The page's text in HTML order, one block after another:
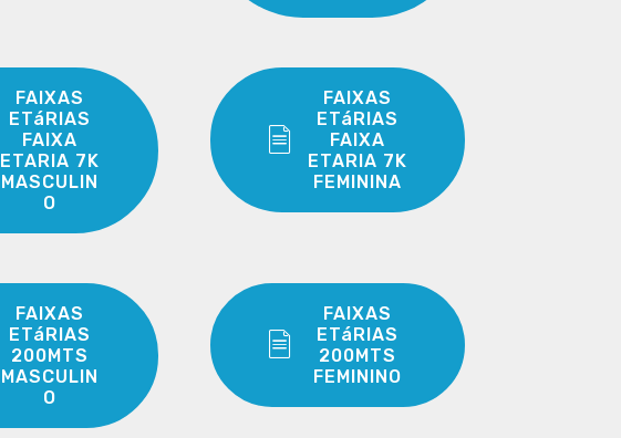
FAIXAS
ETáRIAS
FAIXA
ETARIA 7K
MASCULIN
O
FAIXAS
ETáRIAS
FAIXA
ETARIA 7K
FEMININA
FAIXAS
ETáRIAS
200MTS
MASCULIN
O
FAIXAS
ETáRIAS
200MTS
FEMININO